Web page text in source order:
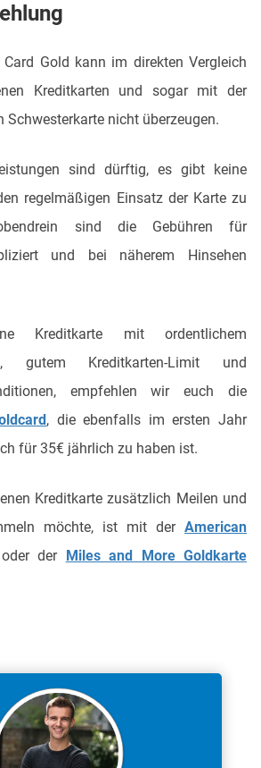
Gold kann im direkten Vergleich
Kreditkarten und sogar mit der
Schwesterkarte nicht überzeugen.
sind dürftig, es gibt keine
regelmäßigen Einsatz der Karte zu
sind die Gebühren für
und bei näherem Hinsehen
Kreditkarte mit ordentlichem
gutem Kreditkarten-Limit und
empfehlen wir euch die
, die ebenfalls im ersten Jahr
für 35€ jährlich zu haben ist.
Kreditkarte zusätzlich Meilen und
möchte, ist mit der American
oder der Miles and More Goldkarte